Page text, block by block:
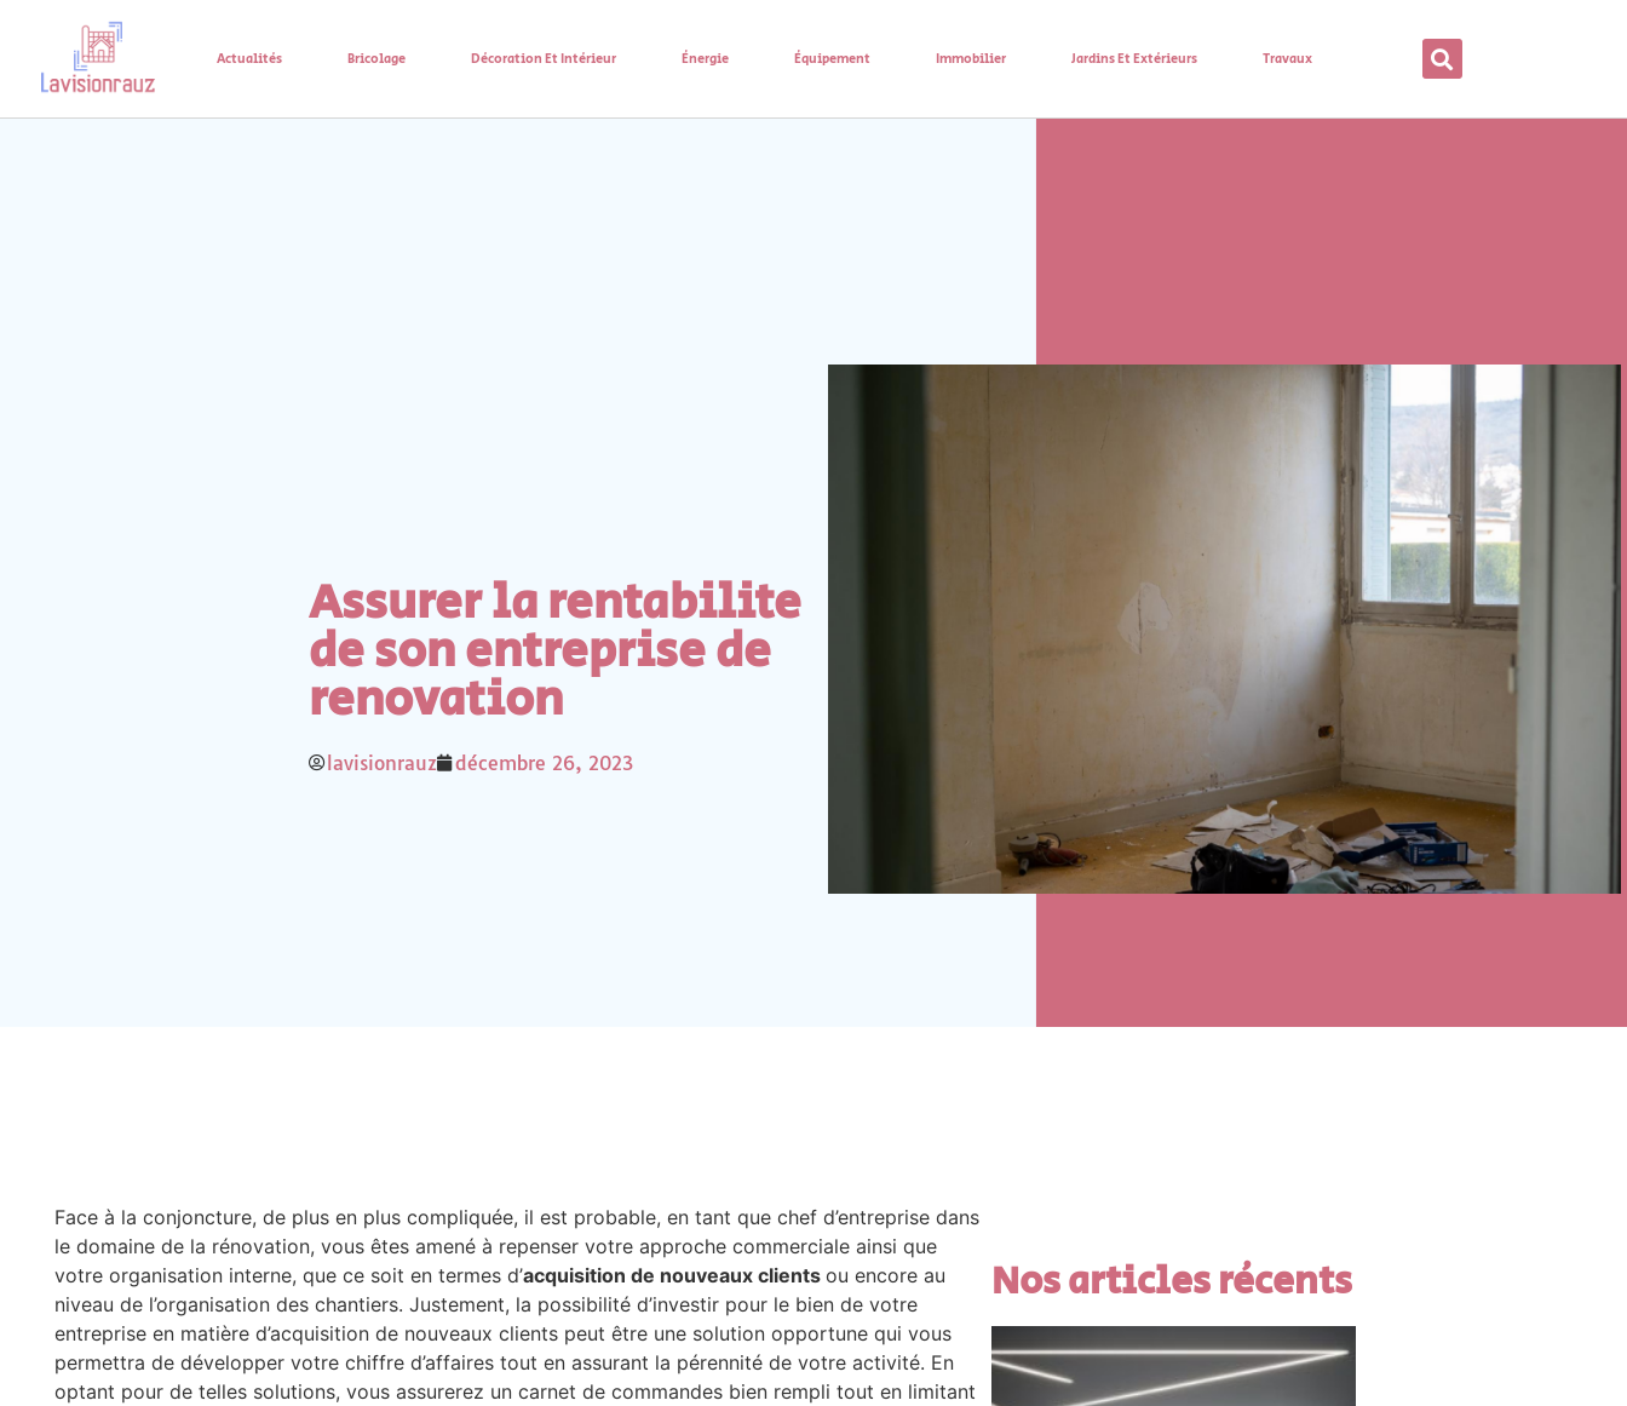
Actualités Bricolage Décoration Et Intérieur Énergie Équipement Immobilier Jardins Et Extérieurs Travaux
Assurer la rentabilite
de son entreprise de
renovation
lavisionrauz décembre 26, 2023
Face à la conjoncture, de plus en plus compliquée, il est probable, en tant que chef d’entreprise dans
le domaine de la rénovation, vous êtes amené à repenser votre approche commerciale ainsi que
votre organisation interne, que ce soit en termes d’acquisition de nouveaux clients ou encore au
niveau de l’organisation des chantiers. Justement, la possibilité d’investir pour le bien de votre
entreprise en matière d’acquisition de nouveaux clients peut être une solution opportune qui vous
permettra de développer votre chiffre d’affaires tout en assurant la pérennité de votre activité. En
optant pour de telles solutions, vous assurerez un carnet de commandes bien rempli tout en limitant
Nos articles récents